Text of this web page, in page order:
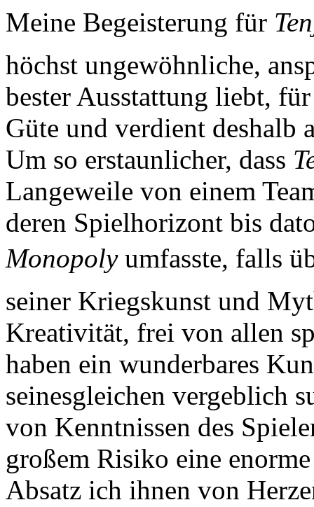
Meine Begeisterung für
höchst ungewöhnliche,
bester Ausstattung liebt,
Güte und verdient deshalb
Um so erstaunlicher, dass
Langeweile von einem
deren Spielhorizont bis
Monopolyumfasste, falls
seiner Kriegskunst und
Kreativität, frei von allen
haben ein wunderbares
seinesgleichen vergeblich
von Kenntnissen des
großem Risiko eine
Absatz ich ihnen von